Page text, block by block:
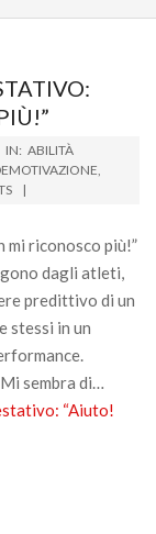
IN: ABILITÀ
,
riconosco più!”
dagli atleti,
predittivo di un
stessi in un
sembra di…
“Aiuto!